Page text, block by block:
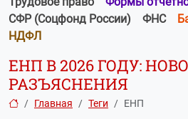
СФР (Соцфонд России)
ФНС
НДФЛ
ЕНП В 2026 ГОДУ:
РАЗЪЯСНЕНИЯ
Главная Теги ЕНП